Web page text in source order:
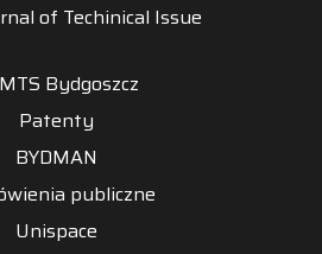
of Techinical Issue
Bydgoszcz
Patenty
BYDMAN
publiczne
Unispace